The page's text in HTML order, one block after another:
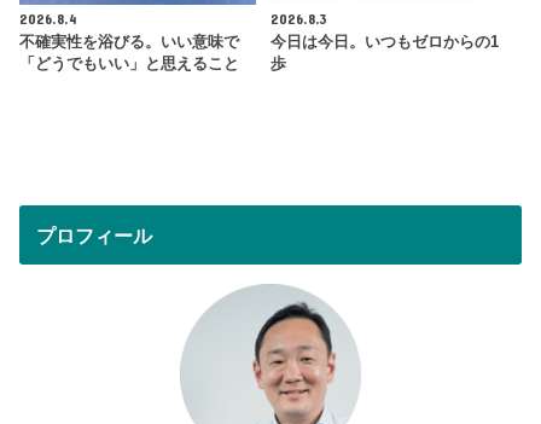
2026.8.4
不確実性を浴びる。いい意味で
「どうでもいい」と思えること
2026.8.3
今日は今日。いつもゼロからの1
歩
プロフィール